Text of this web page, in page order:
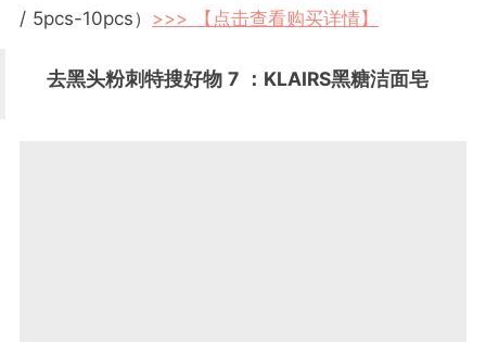
/ 5pcs-10pcs） >>> 【点击查看购买详情】
去黑头粉刺特搜好物 7 ：KLAIRS黑糖洁面皂